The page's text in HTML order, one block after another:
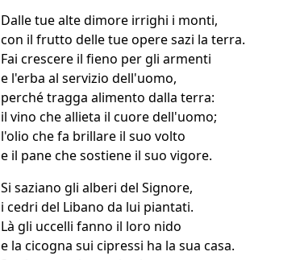
Dalle tue alte dimore irrighi i monti,
con il frutto delle tue opere sazi la terra.
Fai crescere il fieno per gli armenti
e l'erba al servizio dell'uomo,
perché tragga alimento dalla terra:
il vino che allieta il cuore dell'uomo;
l'olio che fa brillare il suo volto
e il pane che sostiene il suo vigore.
Si saziano gli alberi del Signore,
i cedri del Libano da lui piantati.
Là gli uccelli fanno il loro nido
e la cicogna sui cipressi ha la sua casa.